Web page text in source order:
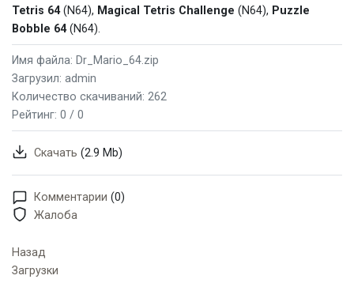
Tetris 64(N64), Magical Tetris Challenge (N64), Puzzle
Bobble 64(N64).
Имя файла: Dr_Mario_64.zip
Загрузил: admin
Количество скачиваний: 262
Рейтинг: 0 / 0
Скачать (2.9 Mb)
Комментарии (0)
Жалоба
Назад
Загрузки